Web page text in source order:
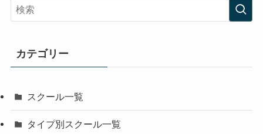
カテゴリー
スクール一覧
タイプ別スクール一覧